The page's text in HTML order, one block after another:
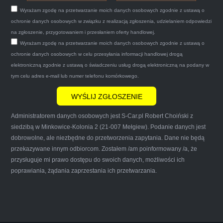
tego samego dnia miły grzeczny pan przyjechał
po trzech godzinach autolawetą sprawnie
zapakował auto wypisał dokumenty i wypłacił
gotówkę.Zdecydowanie mogę polecić tą firmę
mnie do skorzystania z ich usług przekonało to
że są na FACEBOOKU i każdy tam może
wyrazić opinię na ich temat.
Iwona Górska
naprawde ludzki, nie zdziera, nie oszukuje.
Wyrażam zgodę na przetwarzanie moich danych osobowych zgodnie z ustawą o
ochronie danych osobowych w związku z realizacją zgłoszenia, udzielaniem odpowiedzi
na zgłoszenie, przygotowaniem i przesłaniem oferty handlowej.
Wyrażam zgodę na przetwarzanie moich danych osobowych zgodnie z ustawą o
ochronie danych osobowych w celu przesyłania informacji handlowej drogą
elektroniczną zgodnie z ustawą o świadczeniu usług drogą elektroniczną na podany w
tym celu adres e-mail lub numer telefonu komórkowego.
Administratorem danych osobowych jest S-Car.pl Robert Choiński z
siedzibą w Minkowice-Kolonia 2 (21-007 Mełgiew). Podanie danych jest
dobrowolne, ale niezbędne do przetworzenia zapytania. Dane nie będą
przekazywane innym odbiorcom. Zostałem /am poinformowany /a, że
przysługuje mi prawo dostępu do swoich danych, możliwości ich
poprawiania, żądania zaprzestania ich przetwarzania.